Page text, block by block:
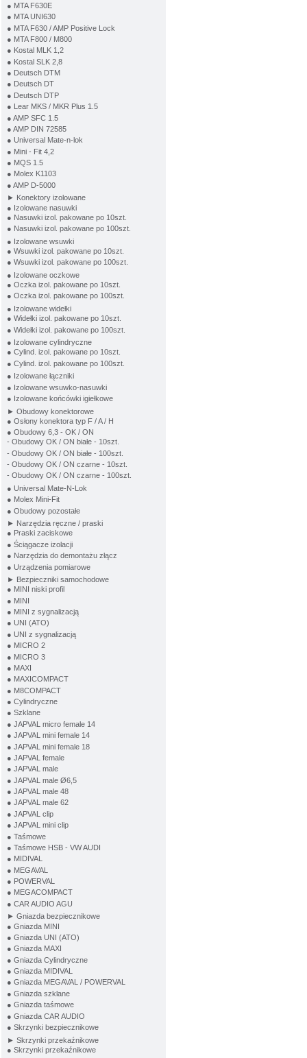
● MTA F630E
● MTA UNI630
● MTA F630 / AMP Positive Lock
● MTA F800 / M800
● Kostal MLK 1,2
● Kostal SLK 2,8
● Deutsch DTM
● Deutsch DT
● Deutsch DTP
● Lear MKS / MKR Plus 1.5
● AMP SFC 1.5
● AMP DIN 72585
● Universal Mate-n-lok
● Mini - Fit 4,2
● MQS 1.5
● Molex K1103
● AMP D-5000
► Konektory izolowane
● Izolowane nasuwki
● Nasuwki izol. pakowane po 10szt.
● Nasuwki izol. pakowane po 100szt.
● Izolowane wsuwki
● Wsuwki izol. pakowane po 10szt.
● Wsuwki izol. pakowane po 100szt.
● Izolowane oczkowe
● Oczka izol. pakowane po 10szt.
● Oczka izol. pakowane po 100szt.
● Izolowane widełki
● Widełki izol. pakowane po 10szt.
● Widełki izol. pakowane po 100szt.
● Izolowane cylindryczne
● Cylind. izol. pakowane po 10szt.
● Cylind. izol. pakowane po 100szt.
● Izolowane łączniki
● Izolowane wsuwko-nasuwki
● Izolowane końcówki igiełkowe
► Obudowy konektorowe
● Osłony konektora typ F / A / H
● Obudowy 6,3 - OK / ON
- Obudowy OK / ON białe - 10szt.
- Obudowy OK / ON białe - 100szt.
- Obudowy OK / ON czarne - 10szt.
- Obudowy OK / ON czarne - 100szt.
● Universal Mate-N-Lok
● Molex Mini-Fit
● Obudowy pozostałe
► Narzędzia ręczne / praski
● Praski zaciskowe
● Ściągacze izolacji
● Narzędzia do demontażu złącz
● Urządzenia pomiarowe
► Bezpieczniki samochodowe
● MINI niski profil
● MINI
● MINI z sygnalizacją
● UNI (ATO)
● UNI z sygnalizacją
● MICRO 2
● MICRO 3
● MAXI
● MAXICOMPACT
● M8COMPACT
● Cylindryczne
● Szklane
● JAPVAL micro female 14
● JAPVAL mini female 14
● JAPVAL mini female 18
● JAPVAL female
● JAPVAL male
● JAPVAL male Ø6,5
● JAPVAL male 48
● JAPVAL male 62
● JAPVAL clip
● JAPVAL mini clip
● Taśmowe
● Taśmowe HSB - VW AUDI
● MIDIVAL
● MEGAVAL
● POWERVAL
● MEGACOMPACT
● CAR AUDIO AGU
► Gniazda bezpiecznikowe
● Gniazda MINI
● Gniazda UNI (ATO)
● Gniazda MAXI
● Gniazda Cylindryczne
● Gniazda MIDIVAL
● Gniazda MEGAVAL / POWERVAL
● Gniazda szklane
● Gniazda taśmowe
● Gniazda CAR AUDIO
● Skrzynki bezpiecznikowe
► Skrzynki przekaźnikowe
● Skrzynki przekaźnikowe